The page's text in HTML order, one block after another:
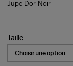
Jupe
Jupe Dori Noir
Taille